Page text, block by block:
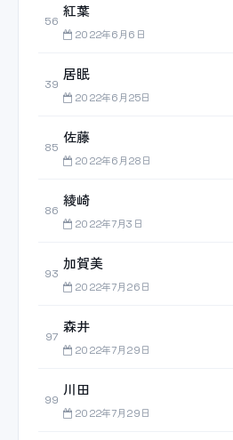
56
紅葉
2022年6月6日
39
居眠
2022年6月25日
85
佐藤
2022年6月28日
86
綾崎
2022年7月3日
93
加賀美
2022年7月26日
97
森井
2022年7月29日
99
川田
2022年7月29日